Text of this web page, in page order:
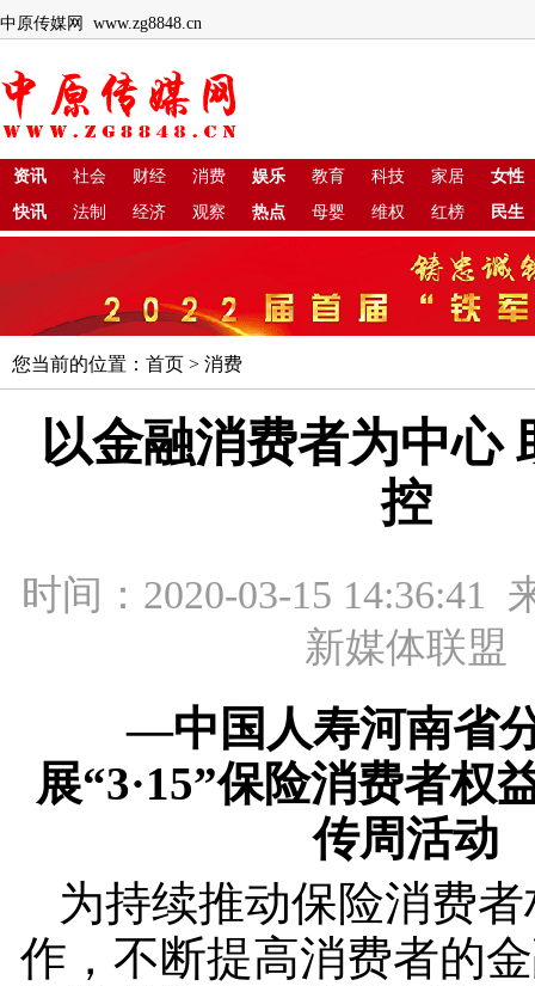
中原传媒网 www.zg8848.cn
资讯 社会 财经 消费 娱乐 教育 科技 家居
女性
快讯
法制 经济 观察 热点 母婴 维权 红榜 民生
您当前的位置： 首页 > 消费
以金融消费者为中心
控
时间：2020-03-15 14:36:41
新媒体联盟
—中国人寿河南省
展“3·15”保险消费者权
传周活动
为持续推动保险消费
作，不断提高消费者的